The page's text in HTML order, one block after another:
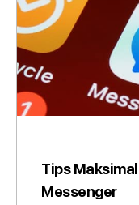
Tips
Messenger